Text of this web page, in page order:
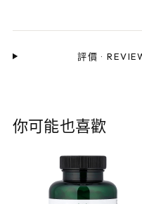
評價 ·
你可能也喜歡